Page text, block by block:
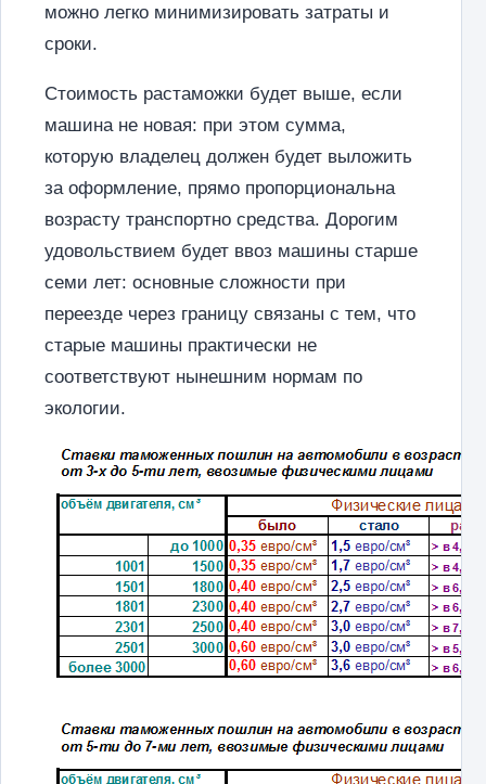
можно легко минимизировать затраты и
сроки.
Стоимость растаможки будет выше, если
машина не новая: при этом сумма,
которую владелец должен будет выложить
за оформление, прямо пропорциональна
возрасту транспортно средства. Дорогим
удовольствием будет ввоз машины старше
семи лет: основные сложности при
переезде через границу связаны с тем, что
старые машины практически не
соответствуют нынешним нормам по
экологии.